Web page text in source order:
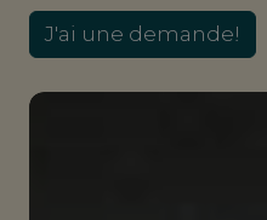
J'ai une demande!